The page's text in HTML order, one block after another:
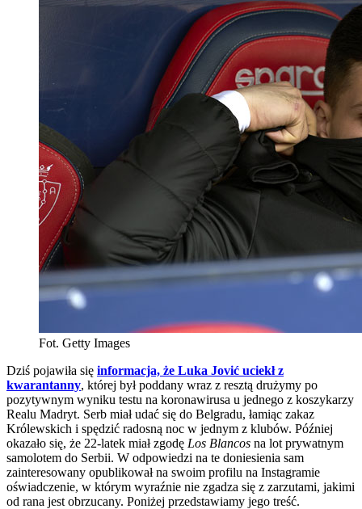
Fot. Getty Images
Dziś pojawiła się informacja, że Luka Jović uciekł z
kwarantanny, której był poddany wraz z resztą drużymy po
pozytywnym wyniku testu na koronawirusa u jednego z koszykarzy
Realu Madryt. Serb miał udać się do Belgradu, łamiąc zakaz
Królewskich i spędzić radosną noc w jednym z klubów. Później
okazało się, że 22-latek miał zgodę Los Blancos na lot prywatnym
samolotem do Serbii. W odpowiedzi na te doniesienia sam
zainteresowany opublikował na swoim profilu na Instagramie
oświadczenie, w którym wyraźnie nie zgadza się z zarzutami, jakimi
od rana jest obrzucany. Poniżej przedstawiamy jego treść.